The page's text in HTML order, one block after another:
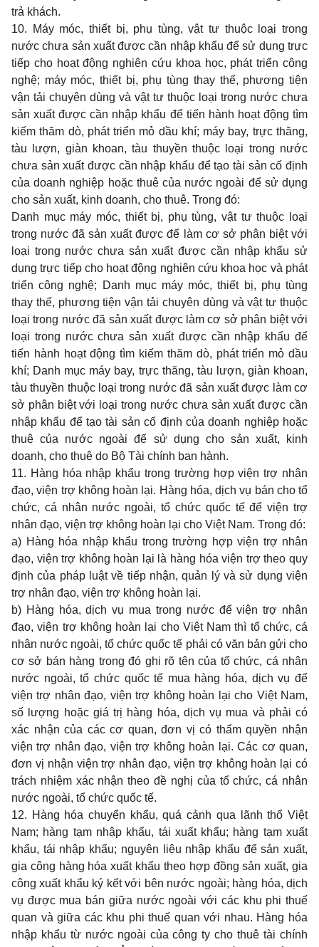
trả khách.
10. Máy móc, thiết bị, phụ tùng, vật tư thuộc loại trong
nước chưa sản xuất được cần nhập khẩu để sử dụng trực
tiếp cho hoạt động nghiên cứu khoa học, phát triển công
nghệ; máy móc, thiết bị, phụ tùng thay thế, phương tiện
vận tải chuyên dùng và vật tư thuộc loại trong nước chưa
sản xuất được cần nhập khẩu để tiến hành hoạt động tìm
kiếm thăm dò, phát triển mỏ dầu khí; máy bay, trực thăng,
tàu lượn, giàn khoan, tàu thuyền thuộc loại trong nước
chưa sản xuất được cần nhập khẩu để tạo tài sản cố định
của doanh nghiệp hoặc thuê của nước ngoài để sử dụng
cho sản xuất, kinh doanh, cho thuê. Trong đó:
Danh mục máy móc, thiết bị, phụ tùng, vật tư thuộc loại
trong nước đã sản xuất được để làm cơ sở phân biệt với
loại trong nước chưa sản xuất được cần nhập khẩu sử
dụng trực tiếp cho hoạt động nghiên cứu khoa học và phát
triển công nghệ; Danh mục máy móc, thiết bị, phụ tùng
thay thế, phương tiện vận tải chuyên dùng và vật tư thuộc
loại trong nước đã sản xuất được làm cơ sở phân biệt với
loại trong nước chưa sản xuất được cần nhập khẩu để
tiến hành hoạt động tìm kiếm thăm dò, phát triển mỏ dầu
khí; Danh mục máy bay, trực thăng, tàu lượn, giàn khoan,
tàu thuyền thuộc loại trong nước đã sản xuất được làm cơ
sở phân biệt với loại trong nước chưa sản xuất được cần
nhập khẩu để tạo tài sản cố định của doanh nghiệp hoặc
thuê của nước ngoài để sử dụng cho sản xuất, kinh
doanh, cho thuê do Bộ Tài chính ban hành.
11. Hàng hóa nhập khẩu trong trường hợp viện trợ nhân
đạo, viện trợ không hoàn lại. Hàng hóa, dịch vụ bán cho tổ
chức, cá nhân nước ngoài, tổ chức quốc tế để viện trợ
nhân đạo, viện trợ không hoàn lại cho Việt Nam. Trong đó:
a) Hàng hóa nhập khẩu trong trường hợp viện trợ nhân
đạo, viện trợ không hoàn lại là hàng hóa viện trợ theo quy
định của pháp luật về tiếp nhận, quản lý và sử dụng viện
trợ nhân đạo, viện trợ không hoàn lại.
b) Hàng hóa, dịch vụ mua trong nước để viện trợ nhân
đạo, viện trợ không hoàn lại cho Việt Nam thì tổ chức, cá
nhân nước ngoài, tổ chức quốc tế phải có văn bản gửi cho
cơ sở bán hàng trong đó ghi rõ tên của tổ chức, cá nhân
nước ngoài, tổ chức quốc tế mua hàng hóa, dịch vụ để
viện trợ nhân đạo, viện trợ không hoàn lại cho Việt Nam,
số lượng hoặc giá trị hàng hóa, dịch vụ mua và phải có
xác nhận của các cơ quan, đơn vị có thẩm quyền nhận
viện trợ nhân đạo, viện trợ không hoàn lại. Các cơ quan,
đơn vị nhận viện trợ nhân đạo, viện trợ không hoàn lại có
trách nhiệm xác nhận theo đề nghị của tổ chức, cá nhân
nước ngoài, tổ chức quốc tế.
12. Hàng hóa chuyển khẩu, quá cảnh qua lãnh thổ Việt
Nam; hàng tạm nhập khẩu, tái xuất khẩu; hàng tạm xuất
khẩu, tái nhập khẩu; nguyên liệu nhập khẩu để sản xuất,
gia công hàng hóa xuất khẩu theo hợp đồng sản xuất, gia
công xuất khẩu ký kết với bên nước ngoài; hàng hóa, dịch
vụ được mua bán giữa nước ngoài với các khu phi thuế
quan và giữa các khu phi thuế quan với nhau. Hàng hóa
nhập khẩu từ nước ngoài của công ty cho thuê tài chính